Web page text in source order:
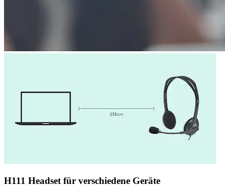
H111 Headset für verschiedene Geräte